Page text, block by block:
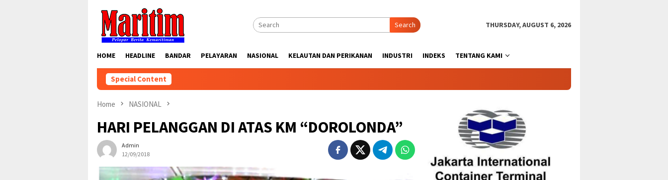
content
Search THURSDAY, AUGUST 6, 2026
HOME HEADLINE BANDAR PELAYARAN NASIONAL KELAUTAN DAN PERIKANAN INDUSTRI INDEKS TENTANG KAMI
Special Content
Home NASIONAL
HARI PELANGGAN DI ATAS KM “DOROLONDA”
Admin
12/09/2018